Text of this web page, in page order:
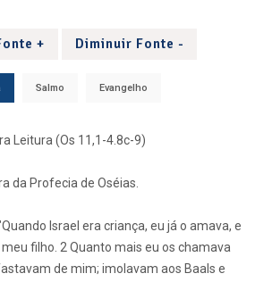
+ Diminuir Fonte -
Salmo Evangelho
Leitura (Os 11,1-4.8c-9)
da Profecia de Oséias.
Israel era criança, eu já o amava, e
filho. 2 Quanto mais eu os chamava
de mim; imolavam aos Baals e